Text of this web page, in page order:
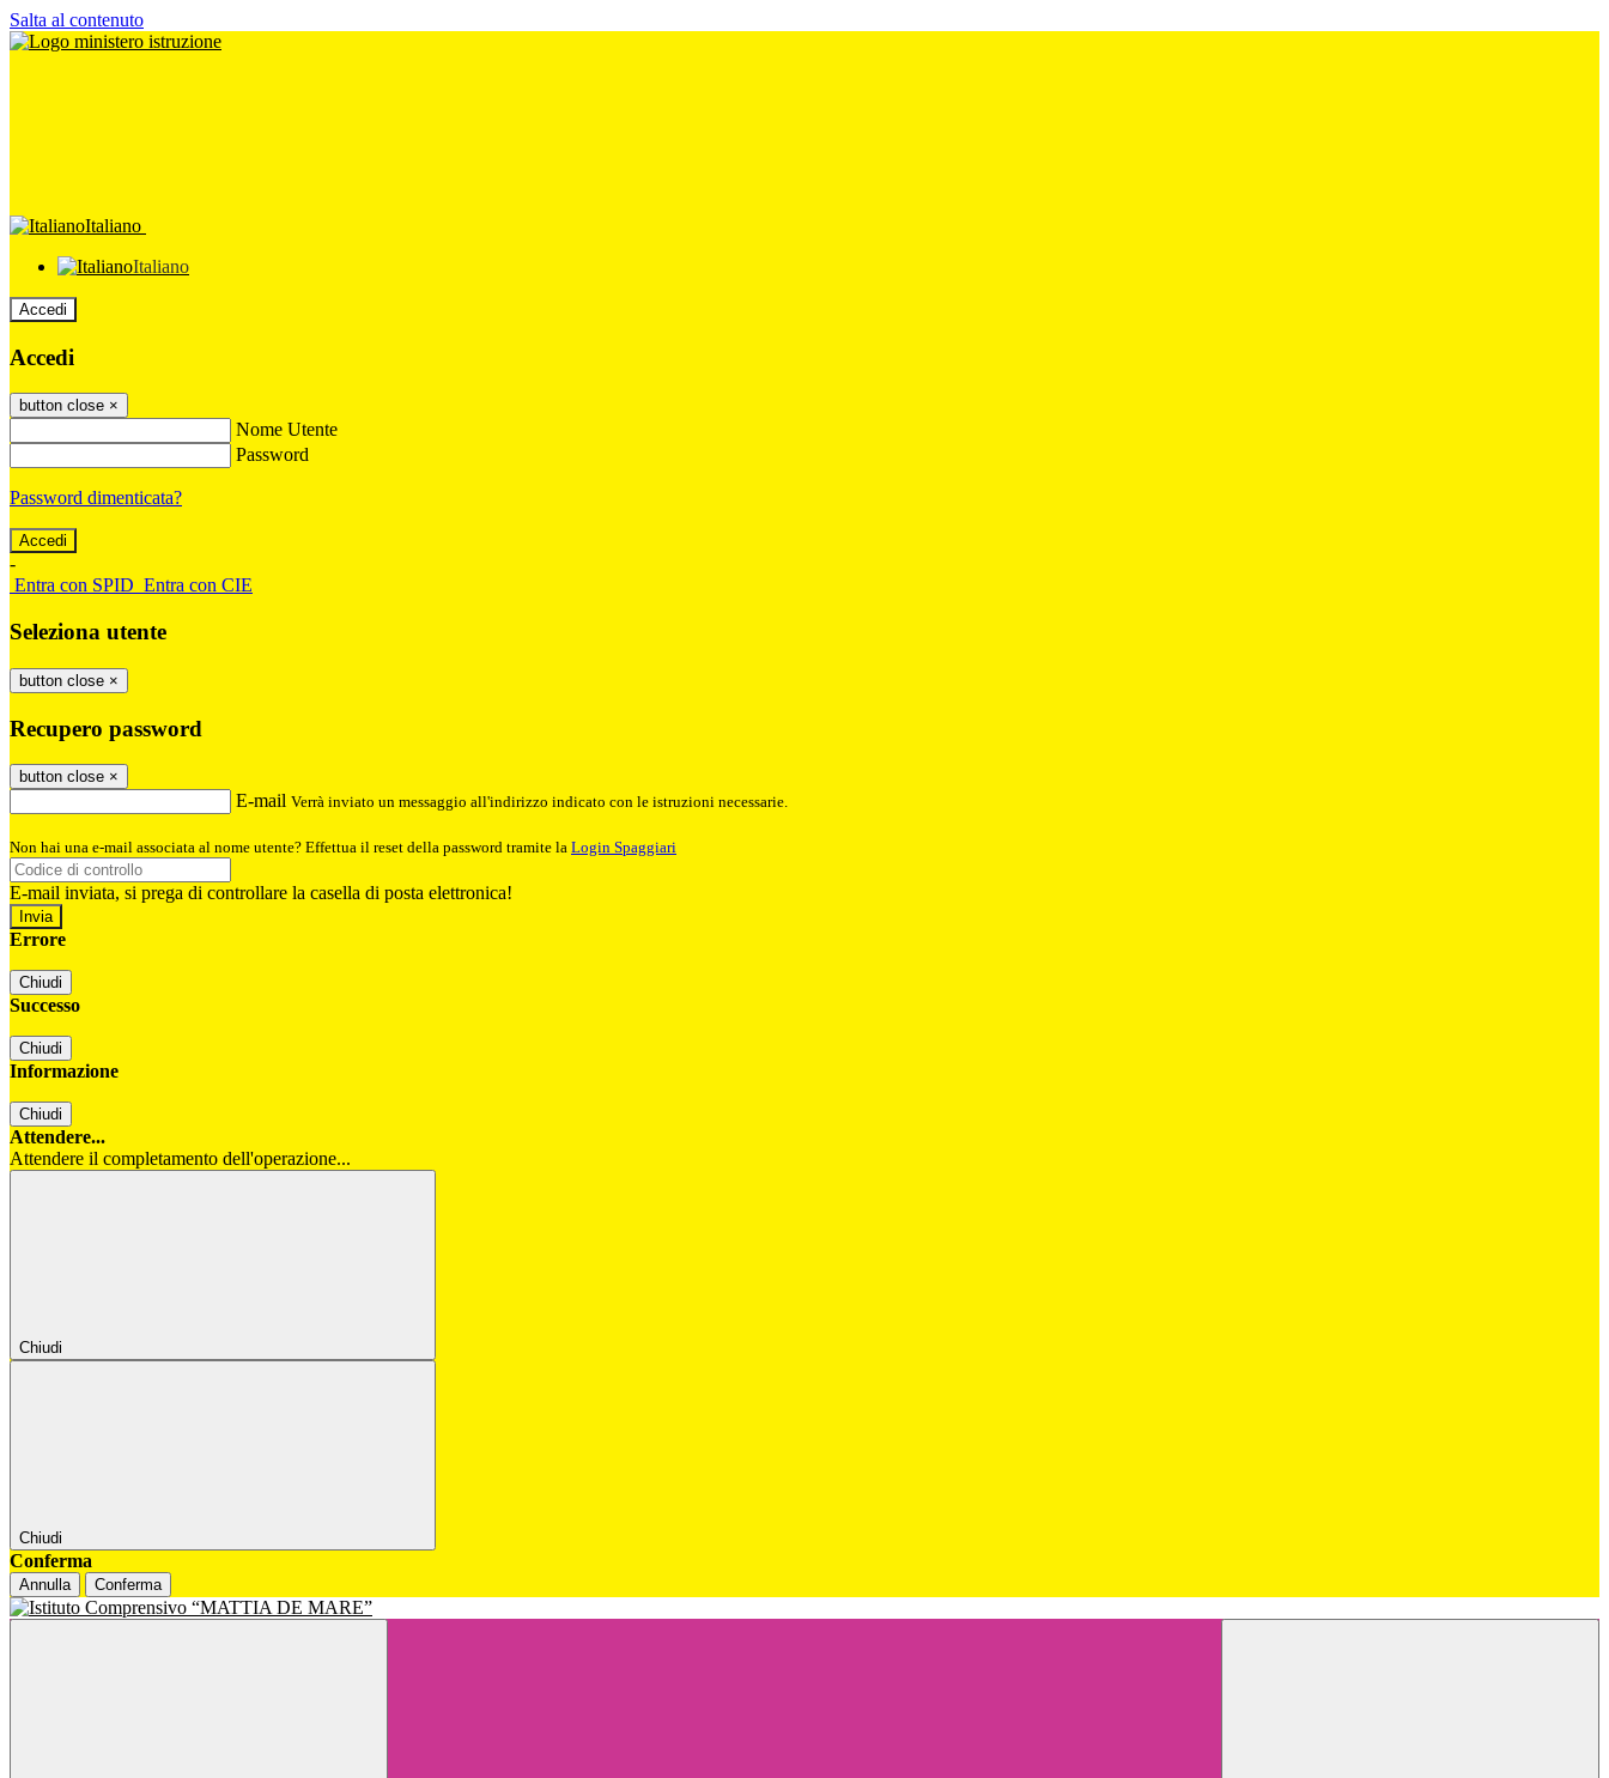
Salta al contenuto
Italiano
Italiano
Accedi
Accedi
button close ×
Nome Utente
Password
Password dimenticata?
-
Entra con SPID Entra con CIE
Seleziona utente
button close ×
Recupero password
button close ×
E-mail Verrà inviato un messaggio all'indirizzo indicato con le istruzioni necessarie.
Non hai una e-mail associata al nome utente? Effettua il reset della password tramite la Login Spaggiari
E-mail inviata, si prega di controllare la casella di posta elettronica!
Errore
Chiudi
Successo
Chiudi
Informazione
Chiudi
Attendere...
Attendere il completamento dell'operazione...
Chiudi
Chiudi
Conferma
Annulla Conferma